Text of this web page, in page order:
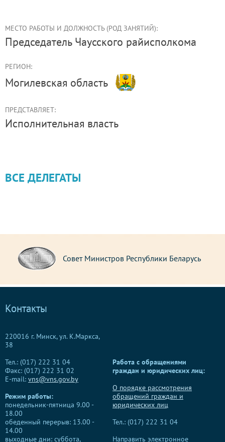
МЕСТО РАБОТЫ И ДОЛЖНОСТЬ (РОД ЗАНЯТИЙ):
председатель Чаусского райисполкома
РЕГИОН:
Могилевская область
ПРЕДСТАВЛЯЕТ:
Иcполнительная власть
ВСЕ ДЕЛЕГАТЫ
Совет Министров Республики Беларусь
Контакты
220016 г. Минск, ул. К.Маркса,
38
Тел.: (017) 222 31 04
Факс: (017) 222 31 02
E-mail: vns@vns.gov.by
Режим работы:
понедельник-пятница 9.00 -
18.00
обеденный перерыв: 13.00 -
14.00
выходные дни: суббота,
Работа с обращениями
граждан и юридических лиц:
О порядке рассмотрения
обращений граждан и
юридических лиц
Тел.: (017) 222 31 04
Направить электронное